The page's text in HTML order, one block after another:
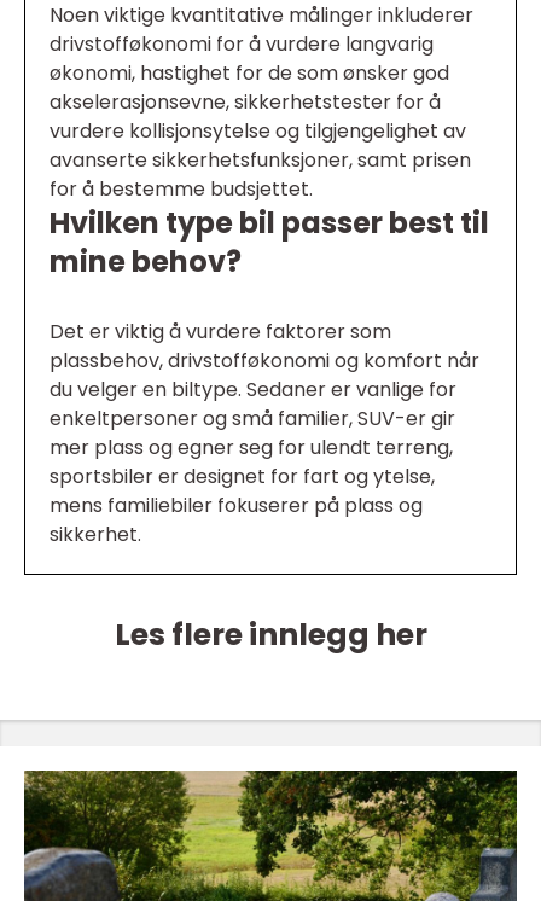
Noen viktige kvantitative målinger inkluderer
drivstofføkonomi for å vurdere langvarig
økonomi, hastighet for de som ønsker god
akselerasjonsevne, sikkerhetstester for å
vurdere kollisjonsytelse og tilgjengelighet av
avanserte sikkerhetsfunksjoner, samt prisen
for å bestemme budsjettet.
Hvilken type bil passer best til
mine behov?
Det er viktig å vurdere faktorer som
plassbehov, drivstofføkonomi og komfort når
du velger en biltype. Sedaner er vanlige for
enkeltpersoner og små familier, SUV-er gir
mer plass og egner seg for ulendt terreng,
sportsbiler er designet for fart og ytelse,
mens familiebiler fokuserer på plass og
sikkerhet.
Les flere innlegg her